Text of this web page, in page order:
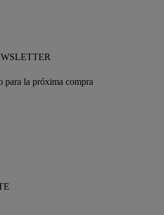
para la próxima compra